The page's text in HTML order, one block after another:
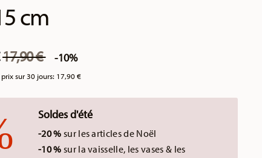
cm
Price reduced from
17,90 €to-10%
sur 30 jours: 17,90 €
Soldes d'été
-20 % sur les articles de Noël
-10 % sur la vaisselle, les vases & les